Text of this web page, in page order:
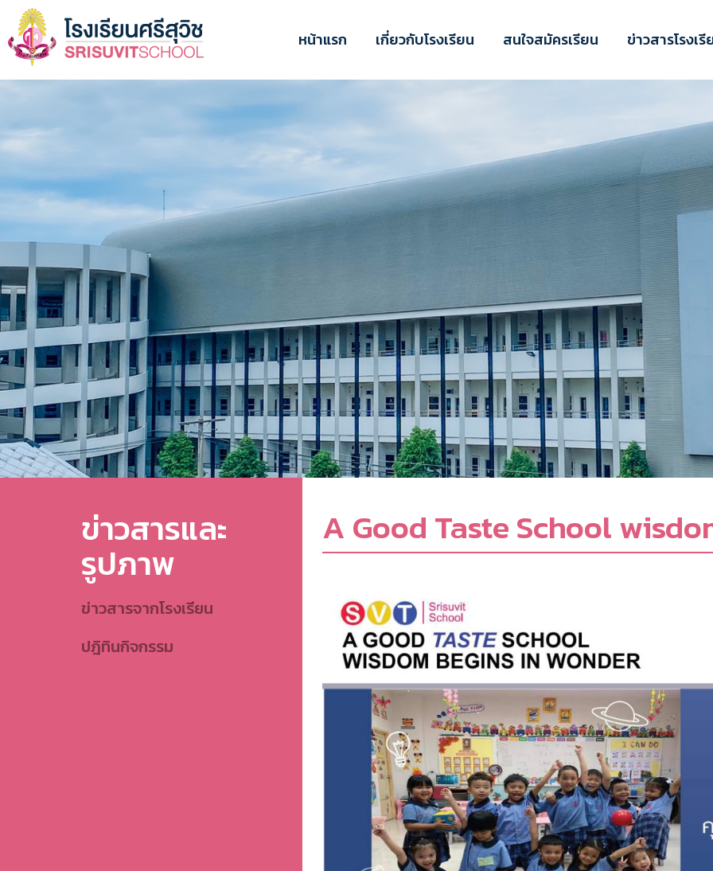
ข้าม
ยัง
เนื้อหา
หลัก
หน้าแรก เกี่ยวกับโรงเรียน สนใจสมัครเรียน ข่าวสารโรงเรี
ข่าวสารและ
รูปภาพ
ข่าวสารจากโรงเรียน
ปฎิทินกิจกรรม
A Good Taste School